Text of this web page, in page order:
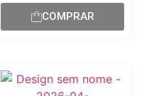
COMPRAR